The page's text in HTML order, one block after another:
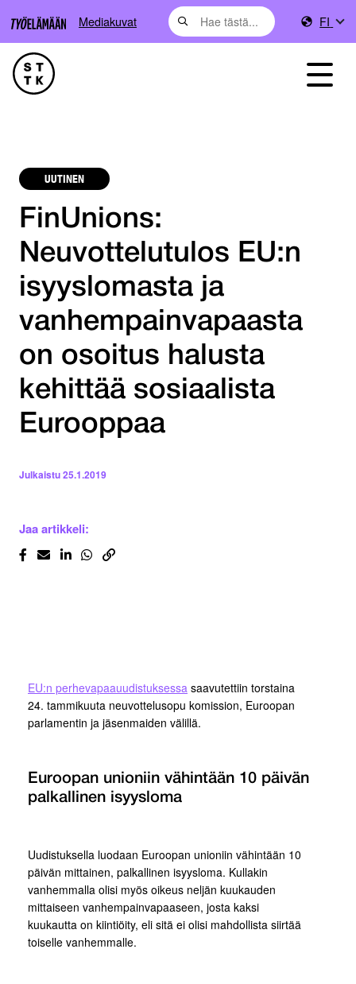
Mediakuvat FI
UUTINEN
FinUnions:
Neuvottelutulos EU:n
isyyslomasta ja
vanhempainvapaasta
on osoitus halusta
kehittää sosiaalista
Eurooppaa
Julkaistu25.1.2019
Jaa artikkeli:
EU:n perhevapaauudistuksessa saavutettiin torstaina
24. tammikuuta neuvottelusopu komission, Euroopan
parlamentin ja jäsenmaiden välillä.
Euroopan unioniin vähintään 10 päivän
palkallinen isyysloma
Uudistuksella luodaan Euroopan unioniin vähintään 10
päivän mittainen, palkallinen isyysloma. Kullakin
vanhemmalla olisi myös oikeus neljän kuukauden
mittaiseen vanhempainvapaaseen, josta kaksi
kuukautta on kiintiöity, eli sitä ei olisi mahdollista siirtää
toiselle vanhemmalle.